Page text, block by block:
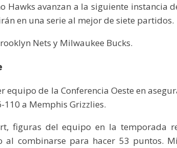
Hawks avanzan a la siguiente instancia
en una serie al mejor de siete partidos.
Nets y Milwaukee Bucks.
equipo de la Conferencia Oeste en
110 a Memphis Grizzlies.
figuras del equipo en la temporada
al combinarse para hacer 53 puntos.